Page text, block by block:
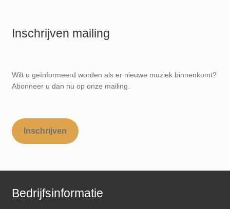
Inschrijven mailing
Wilt u geïnformeerd worden als er nieuwe muziek binnenkomt?
Abonneer u dan nu op onze mailing.
Inschrijven
Bedrijfsinformatie